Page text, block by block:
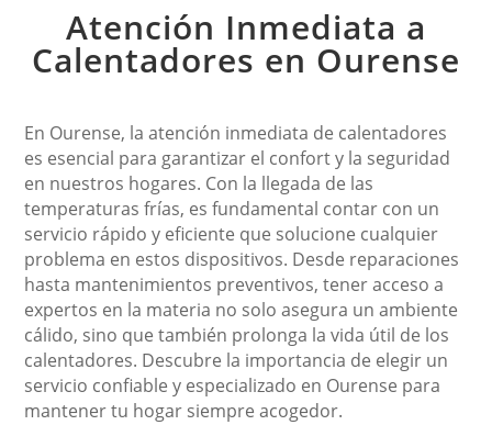
Atención Inmediata a
Calentadores en Ourense
En Ourense, la atención inmediata de calentadores
es esencial para garantizar el confort y la seguridad
en nuestros hogares. Con la llegada de las
temperaturas frías, es fundamental contar con un
servicio rápido y eficiente que solucione cualquier
problema en estos dispositivos. Desde reparaciones
hasta mantenimientos preventivos, tener acceso a
expertos en la materia no solo asegura un ambiente
cálido, sino que también prolonga la vida útil de los
calentadores. Descubre la importancia de elegir un
servicio confiable y especializado en Ourense para
mantener tu hogar siempre acogedor.